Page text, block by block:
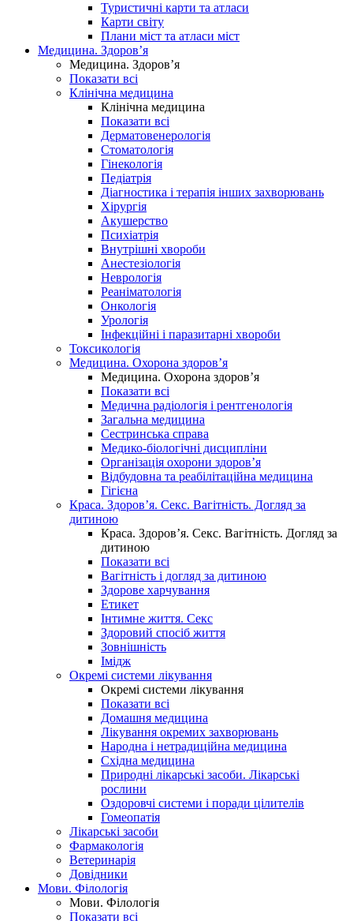
Туристичні карти та атласи
Карти світу
Плани міст та атласи міст
Медицина. Здоров’я
Медицина. Здоров’я
Показати всі
Клінічна медицина
Клінічна медицина
Показати всі
Дерматовенерологія
Стоматологія
Гінекологія
Педіатрія
Діагностика і терапія інших захворювань
Хірургія
Акушерство
Психіатрія
Внутрішні хвороби
Анестезіологія
Неврологія
Реаніматологія
Онкологія
Урологія
Інфекційні і паразитарні хвороби
Токсикологія
Медицина. Охорона здоров’я
Медицина. Охорона здоров’я
Показати всі
Медична радіологія і рентгенологія
Загальна медицина
Сестринська справа
Медико-біологічні дисципліни
Організація охорони здоров’я
Відбудовна та реабілітаційна медицина
Гігієна
Краса. Здоров’я. Секс. Вагітність. Догляд за
дитиною
Краса. Здоров’я. Секс. Вагітність. Догляд за
дитиною
Показати всі
Вагітність і догляд за дитиною
Здорове харчування
Етикет
Інтимне життя. Секс
Здоровий спосіб життя
Зовнішність
Імідж
Окремі системи лікування
Окремі системи лікування
Показати всі
Домашня медицина
Лікування окремих захворювань
Народна і нетрадиційна медицина
Східна медицина
Природні лікарські засоби. Лікарські
рослини
Оздоровчі системи і поради цілителів
Гомеопатія
Лікарські засоби
Фармакологія
Ветеринарія
Довідники
Мови. Філологія
Мови. Філологія
Показати всі